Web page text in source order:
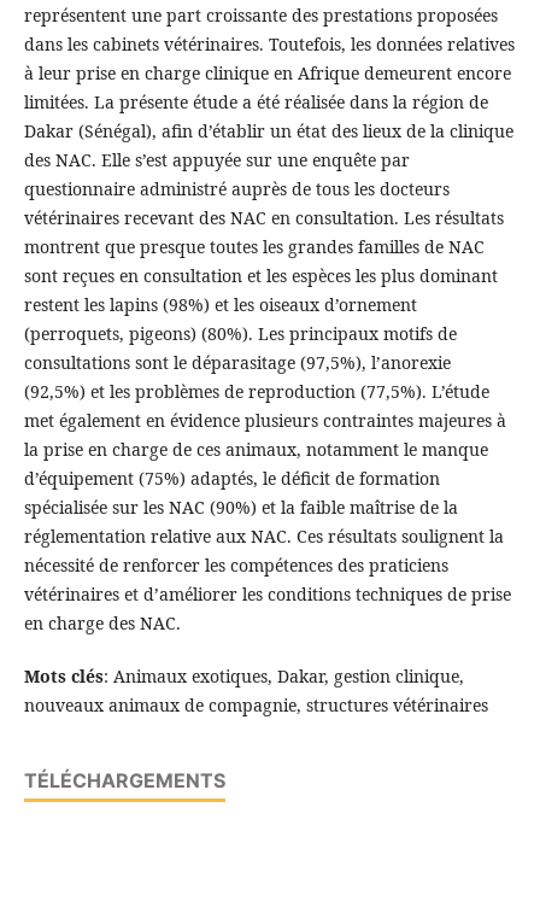
représentent une part croissante des prestations proposées
dans les cabinets vétérinaires. Toutefois, les données relatives
à leur prise en charge clinique en Afrique demeurent encore
limitées. La présente étude a été réalisée dans la région de
Dakar (Sénégal), afin d’établir un état des lieux de la clinique
des NAC. Elle s’est appuyée sur une enquête par
questionnaire administré auprès de tous les docteurs
vétérinaires recevant des NAC en consultation. Les résultats
montrent que presque toutes les grandes familles de NAC
sont reçues en consultation et les espèces les plus dominant
restent les lapins (98%) et les oiseaux d’ornement
(perroquets, pigeons) (80%). Les principaux motifs de
consultations sont le déparasitage (97,5%), l’anorexie
(92,5%) et les problèmes de reproduction (77,5%). L’étude
met également en évidence plusieurs contraintes majeures à
la prise en charge de ces animaux, notamment le manque
d’équipement (75%) adaptés, le déficit de formation
spécialisée sur les NAC (90%) et la faible maîtrise de la
réglementation relative aux NAC. Ces résultats soulignent la
nécessité de renforcer les compétences des praticiens
vétérinaires et d’améliorer les conditions techniques de prise
en charge des NAC.
Mots clés: Animaux exotiques, Dakar, gestion clinique,
nouveaux animaux de compagnie, structures vétérinaires
TÉLÉCHARGEMENTS